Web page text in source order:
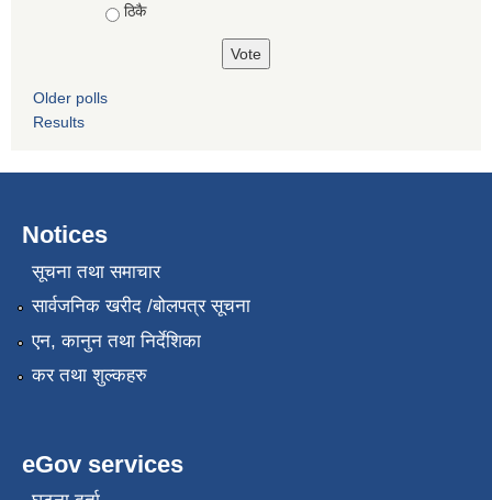
ठिकै
Older polls
Results
Notices
सूचना तथा समाचार
सार्वजनिक खरीद /बोलपत्र सूचना
एन, कानुन तथा निर्देशिका
कर तथा शुल्कहरु
eGov services